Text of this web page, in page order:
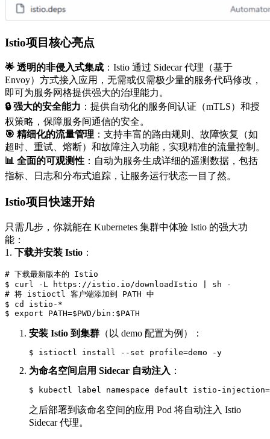
Istio项目核心亮点
🌟 透明的非侵入式集成 ：Istio 通过 Sidecar 代理（基于
Envoy）方式接入应用，无需或仅需极少量的服务代码修改，
即可为服务网格提供强大的治理能力。
🔒 强大的安全能力 ：提供自动化的服务间认证（mTLS）和授
权策略，保障服务间通信的安全。
🎯 精细化的流量管理 ：支持丰富的路由规则、故障恢复（如
超时、重试、熔断）和故障注入功能，实现精准的流量控制。
📊 全面的可观测性 ：自动为服务生成详细的遥测数据，包括
指标、日志和分布式追踪，让服务运行状态一目了然。
Istio项目快速开始
只需几步，你就能在 Kubernetes 集群中体验 Istio 的强大功
能：
1. 下载并安装 Istio ：
# 下载最新版本的 Istio
$ curl -L https://istio.io/downloadIstio | sh -
# 将 istioctl 客户端添加到 PATH 中
$ cd istio-*
$ export PATH=$PWD/bin:$PATH
安装 Istio 到集群 （以 demo 配置为例）：
$ istioctl install --set profile=demo -y
为命名空间启用 Sidecar 自动注入 ：
$ kubectl label namespace default istio-
之后部署到该命名空间的应用 Pod 将自动注入 Istio
Sidecar 代理。